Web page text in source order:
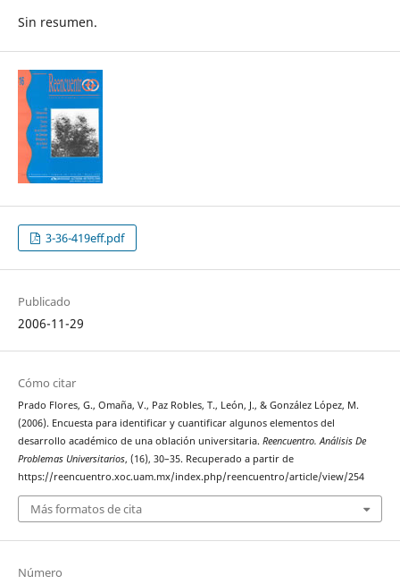
Sin resumen.
3-36-419eff.pdf
Publicado
2006-11-29
Cómo citar
Prado Flores, G., Omaña, V., Paz Robles, T., León, J., & González López, M.
(2006). Encuesta para identificar y cuantificar algunos elementos del
desarrollo académico de una oblación universitaria. Reencuentro. Análisis De
Problemas Universitarios, (16), 30–35. Recuperado a partir de
https://reencuentro.xoc.uam.mx/index.php/reencuentro/article/view/254
Más formatos de cita
Número